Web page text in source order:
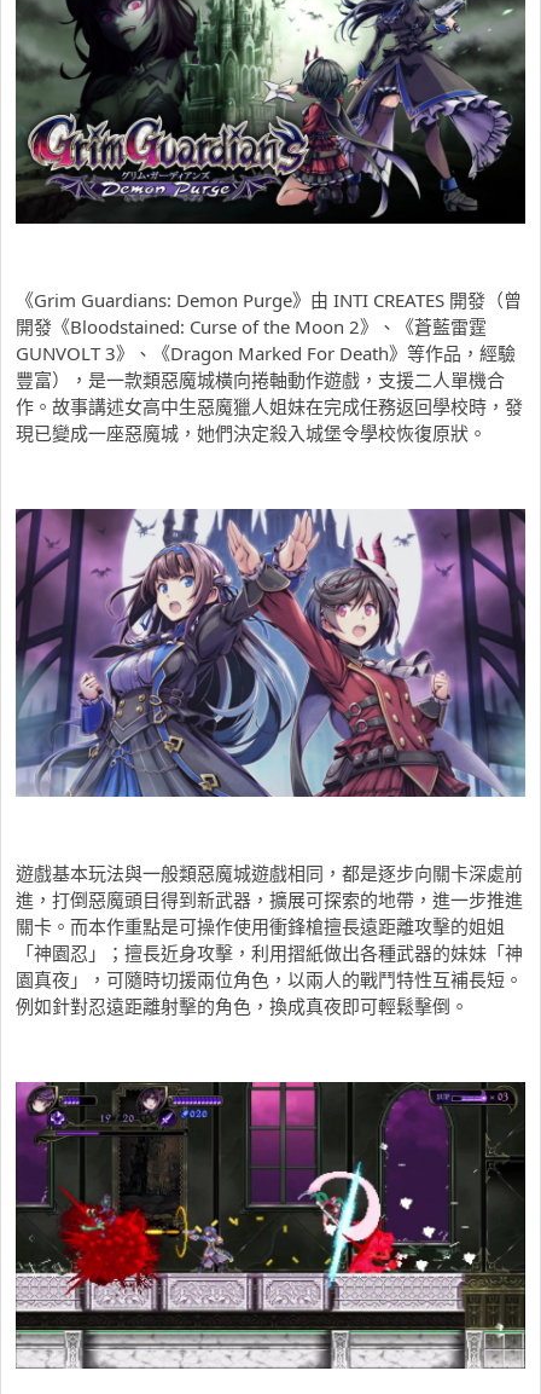
《Grim Guardians: Demon Purge》由 INTI CREATES 開發（曾
開發《Bloodstained: Curse of the Moon 2》、《蒼藍雷霆
GUNVOLT 3》、《Dragon Marked For Death》等作品，經驗
豐富），是一款類惡魔城橫向捲軸動作遊戲，支援二人單機合
作。故事講述女高中生惡魔獵人姐妹在完成任務返回學校時，發
現已變成一座惡魔城，她們決定殺入城堡令學校恢復原狀。
遊戲基本玩法與一般類惡魔城遊戲相同，都是逐步向關卡深處前
進，打倒惡魔頭目得到新武器，擴展可探索的地帶，進一步推進
關卡。而本作重點是可操作使用衝鋒槍擅長遠距離攻擊的姐姐
「神園忍」；擅長近身攻擊，利用摺紙做出各種武器的妹妹「神
園真夜」，可隨時切援兩位角色，以兩人的戰鬥特性互補長短。
例如針對忍遠距離射擊的角色，換成真夜即可輕鬆擊倒。